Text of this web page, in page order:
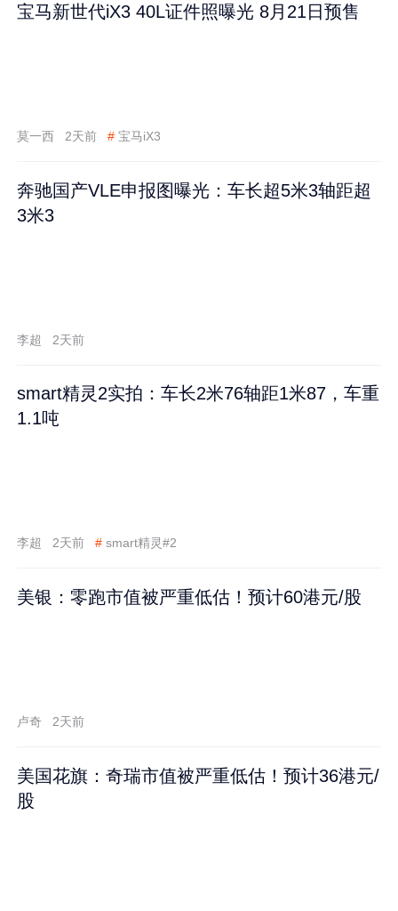
宝马新世代iX3 40L证件照曝光 8月21日预售
莫一西 2天前 # 宝马iX3
奔驰国产VLE申报图曝光：车长超5米3轴距超
3米3
李超 2天前
smart精灵2实拍：车长2米76轴距1米87，车重
1.1吨
李超 2天前 # smart精灵#2
美银：零跑市值被严重低估！预计60港元/股
卢奇 2天前
美国花旗：奇瑞市值被严重低估！预计36港元/
股